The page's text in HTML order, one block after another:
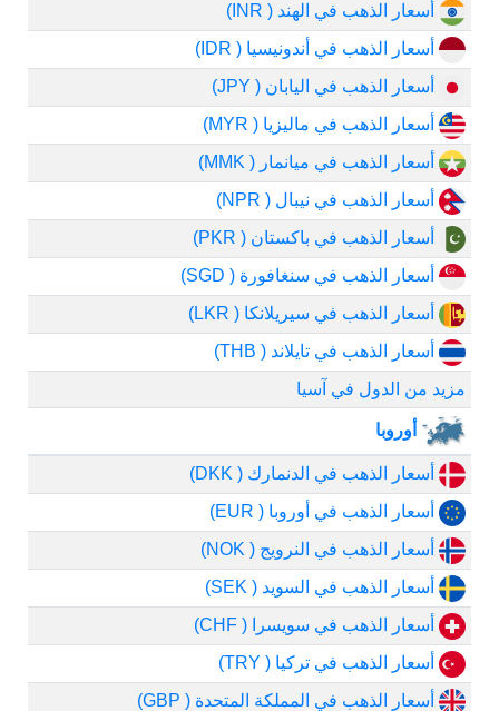
أسعار الذهب في الهند ( INR)
أسعار الذهب في أندونيسيا ( IDR)
أسعار الذهب في اليابان ( JPY)
أسعار الذهب في ماليزيا ( MYR)
أسعار الذهب في ميانمار ( MMK)
أسعار الذهب في نيبال ( NPR)
أسعار الذهب في باكستان ( PKR)
أسعار الذهب في سنغافورة ( SGD)
أسعار الذهب في سيريلانكا ( LKR)
أسعار الذهب في تايلاند ( THB)
مزيد من الدول في آسيا
أوروبا
أسعار الذهب في الدنمارك ( DKK)
أسعار الذهب في أوروبا ( EUR)
أسعار الذهب في النرويج ( NOK)
أسعار الذهب في السويد ( SEK)
أسعار الذهب في سويسرا ( CHF)
أسعار الذهب في تركيا ( TRY)
أسعار الذهب في المملكة المتحدة ( GBP)